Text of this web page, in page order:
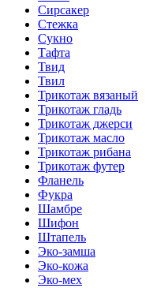
Сирсакер
Стежка
Сукно
Тафта
Твид
Твил
Трикотаж вязаный
Трикотаж гладь
Трикотаж джерси
Трикотаж масло
Трикотаж рибана
Трикотаж футер
Фланель
Фукра
Шамбре
Шифон
Штапель
Эко-замша
Эко-кожа
Эко-мех